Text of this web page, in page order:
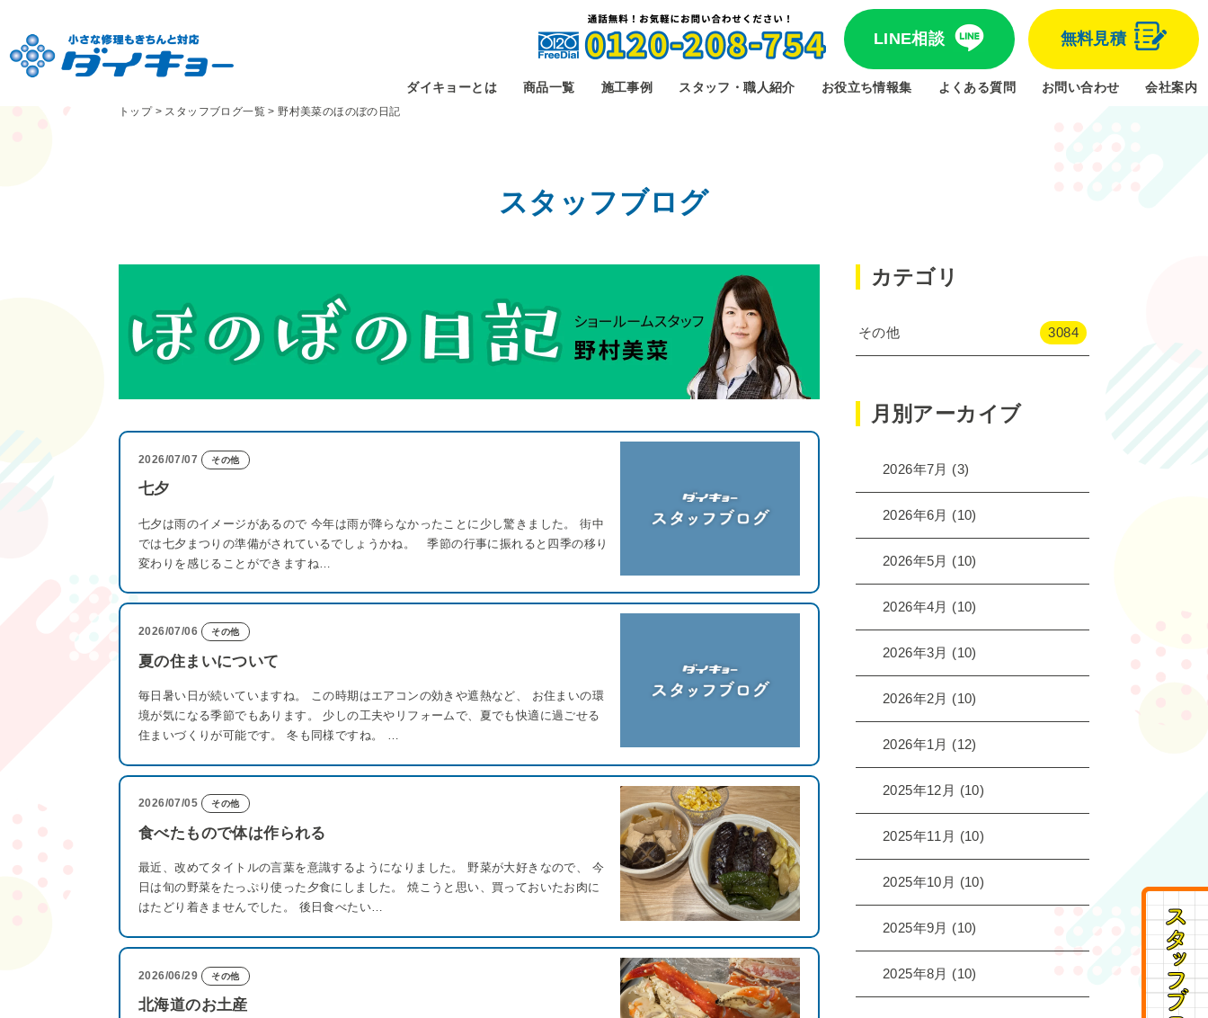
LINE相談 無料見積
ダイキョーとは 商品一覧 施工事例 スタッフ・職人紹介 お役立ち情報集 よくある質問 お問い合わせ 会社案内
トップ> スタッフブログ一覧 >野村美菜のほのぼの日記
スタッフブログ
2026/07/07 その他
七夕
七夕は雨のイメージがあるので 今年は雨が降らなかったことに少し驚きました。 街中
では七夕まつりの準備がされているでしょうかね。 季節の行事に振れると四季の移り
変わりを感じることができますね…
2026/07/06 その他
夏の住まいについて
毎日暑い日が続いていますね。 この時期はエアコンの効きや遮熱など、 お住まいの環
境が気になる季節でもあります。 少しの工夫やリフォームで、夏でも快適に過ごせる
住まいづくりが可能です。 冬も同様ですね。 …
2026/07/05 その他
食べたもので体は作られる
最近、改めてタイトルの言葉を意識するようになりました。 野菜が大好きなので、 今
日は旬の野菜をたっぷり使った夕食にしました。 焼こうと思い、買っておいたお肉に
はたどり着きませんでした。 後日食べたい…
2026/06/29 その他
北海道のお土産
カテゴリ
その他 3084
月別アーカイブ
2026年7月 (3)
2026年6月 (10)
2026年5月 (10)
2026年4月 (10)
2026年3月 (10)
2026年2月 (10)
2026年1月 (12)
2025年12月 (10)
2025年11月 (10)
2025年10月 (10)
2025年9月 (10)
2025年8月 (10)